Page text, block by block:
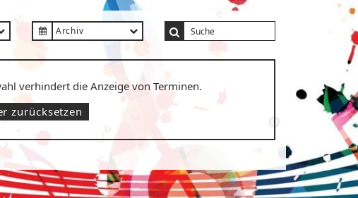
Archiv
verhindert die Anzeige von Terminen.
zurücksetzen